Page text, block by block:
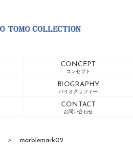
CONCEPT
コンセプト
BIOGRAPHY
バイオグラフィー
CONTACT
お問い合わせ
＞ marblemark02